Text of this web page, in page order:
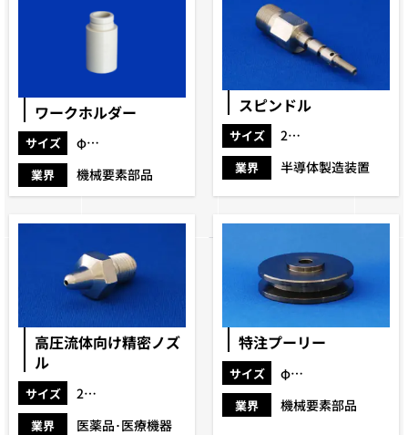
ワークホルダー
サイズ φ40×72
業界 機械要素部品
スピンドル
サイズ 22×100
業界 半導体製造装置
高圧流体向け精密ノズ
ル
サイズ 22×44
業界 医薬品･医療機器
特注プーリー
サイズ φ60×14
業界 機械要素部品